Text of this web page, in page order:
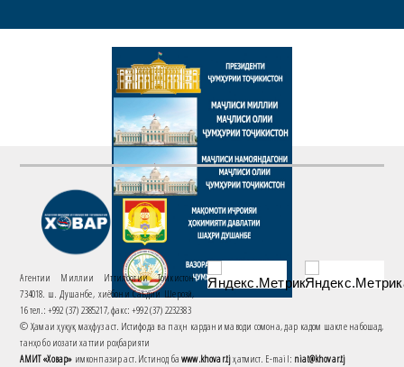
Агентии Миллии Иттилоотии Тоҷикистон
734018. ш. Душанбе, хиёбони Саъдии Шерозӣ,
16 тел.: +992 (37) 2385217, факс: +992 (37) 2232383
© Ҳамаи ҳуқуқ маҳфуз аст. Истифода ва паҳн кардани маводи сомона, дар кадом шакле набошад,
танҳо бо иҷозати хаттии роҳбарияти
АМИТ «Ховар» имконпазир аст. Истинод баwww.khovar.tjҳатмист. E-mail: niat@khovar.tj